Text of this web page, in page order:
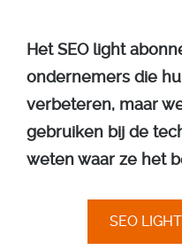
Het SEO light
ondernemers die
verbeteren, maar
gebruiken bij de
weten waar ze het
SEO